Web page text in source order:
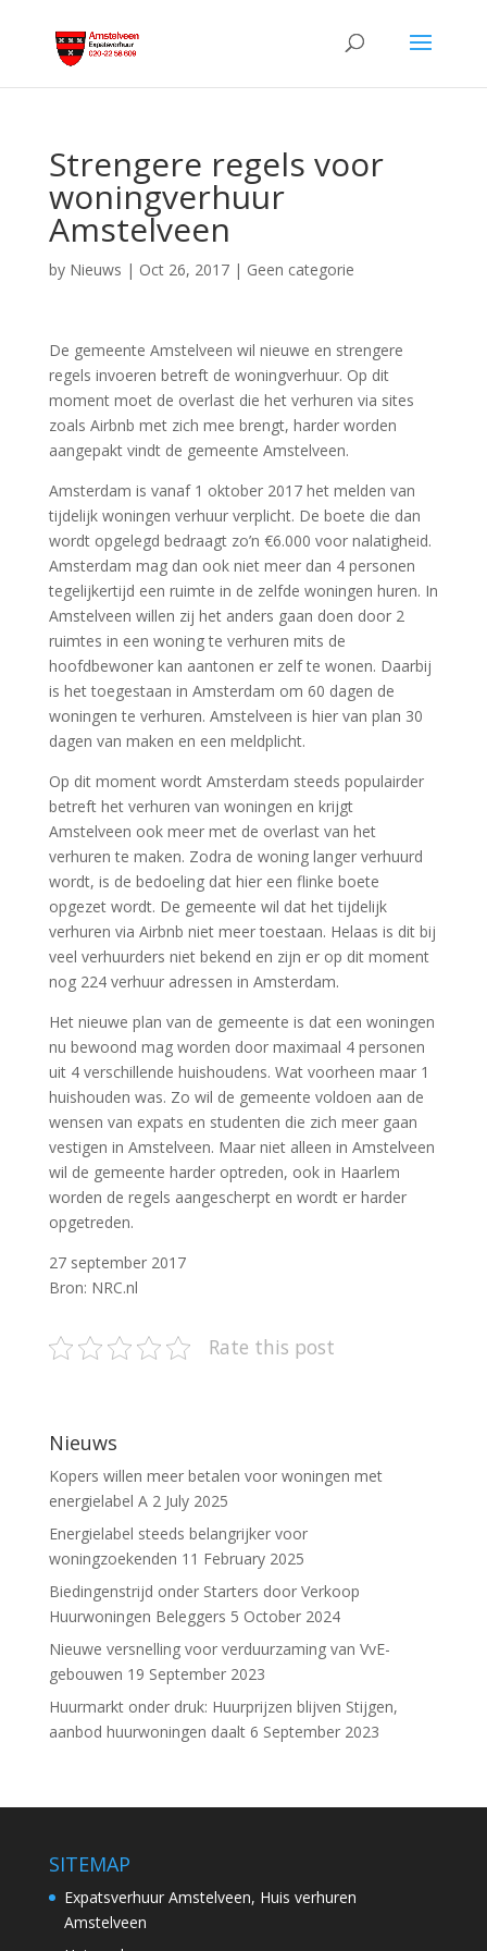
Strengere regels voor
woningverhuur
Amstelveen
by Nieuws | Oct 26, 2017| Geen categorie
De gemeente Amstelveen wil nieuwe en strengere
regels invoeren betreft de woningverhuur. Op dit
moment moet de overlast die het verhuren via sites
zoals Airbnb met zich mee brengt, harder worden
aangepakt vindt de gemeente Amstelveen.
Amsterdam is vanaf 1 oktober 2017 het melden van
tijdelijk woningen verhuur verplicht. De boete die dan
wordt opgelegd bedraagt zo’n €6.000 voor nalatigheid.
Amsterdam mag dan ook niet meer dan 4 personen
tegelijkertijd een ruimte in de zelfde woningen huren. In
Amstelveen willen zij het anders gaan doen door 2
ruimtes in een woning te verhuren mits de
hoofdbewoner kan aantonen er zelf te wonen. Daarbij
is het toegestaan in Amsterdam om 60 dagen de
woningen te verhuren. Amstelveen is hier van plan 30
dagen van maken en een meldplicht.
Op dit moment wordt Amsterdam steeds populairder
betreft het verhuren van woningen en krijgt
Amstelveen ook meer met de overlast van het
verhuren te maken. Zodra de woning langer verhuurd
wordt, is de bedoeling dat hier een flinke boete
opgezet wordt. De gemeente wil dat het tijdelijk
verhuren via Airbnb niet meer toestaan. Helaas is dit bij
veel verhuurders niet bekend en zijn er op dit moment
nog 224 verhuur adressen in Amsterdam.
Het nieuwe plan van de gemeente is dat een woningen
nu bewoond mag worden door maximaal 4 personen
uit 4 verschillende huishoudens. Wat voorheen maar 1
huishouden was. Zo wil de gemeente voldoen aan de
wensen van expats en studenten die zich meer gaan
vestigen in Amstelveen. Maar niet alleen in Amstelveen
wil de gemeente harder optreden, ook in Haarlem
worden de regels aangescherpt en wordt er harder
opgetreden.
27 september 2017
Bron: NRC.nl
Rate this post
Nieuws
Kopers willen meer betalen voor woningen met
energielabel A 2 July 2025
Energielabel steeds belangrijker voor
woningzoekenden 11 February 2025
Biedingenstrijd onder Starters door Verkoop
Huurwoningen Beleggers 5 October 2024
Nieuwe versnelling voor verduurzaming van VvE-
gebouwen 19 September 2023
Huurmarkt onder druk: Huurprijzen blijven Stijgen,
aanbod huurwoningen daalt 6 September 2023
SITEMAP
Expatsverhuur Amstelveen, Huis verhuren
Amstelveen